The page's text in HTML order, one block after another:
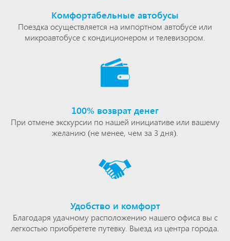
Комфортабельные автобусы
Поездка осуществляется на импортном автобусе или
микроавтобусе с кондиционером и телевизором.
100% возврат денег
При отмене экскурсии по нашей инициативе или вашему
желанию (не менее, чем за 3 дня).
Удобство и комфорт
Благодаря удачному расположению нашего офиса вы с
легкостью приобретете путевку. Выезд из центра города.